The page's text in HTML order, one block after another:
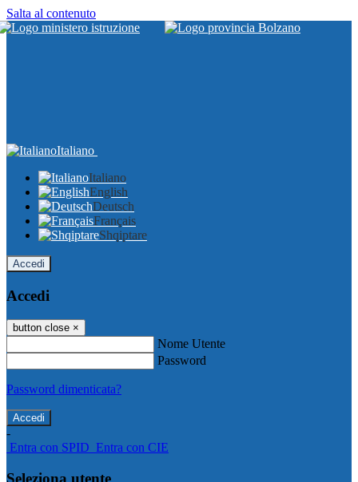
Salta al contenuto
Italiano
Italiano
English
Deutsch
Français
Shqiptare
Accedi
Accedi
button close ×
Nome Utente
Password
Password dimenticata?
-
Entra con SPID Entra con CIE
Seleziona utente